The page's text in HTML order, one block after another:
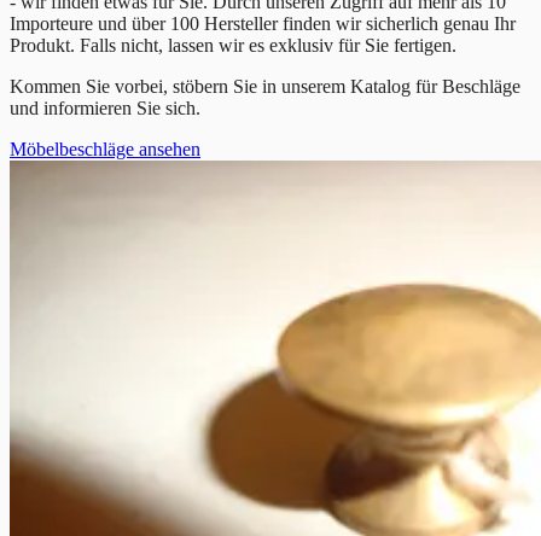
Importeure und über 100 Hersteller finden wir sicherlich genau Ihr
Produkt. Falls nicht, lassen wir es exklusiv für Sie fertigen.
Kommen Sie vorbei, stöbern Sie in unserem Katalog für Beschläge
und informieren Sie sich.
Möbelbeschläge ansehen